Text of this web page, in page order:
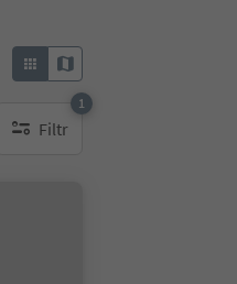
Filtr
1
1 aktywny filtr